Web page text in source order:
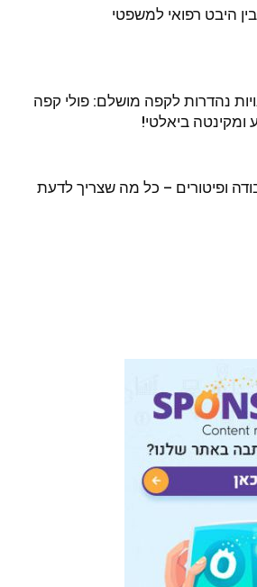
היבט רפואי למשפטי
נהדרות לקפה מושלם: פולי קפה
ומקינטה ביאלטי!
ופיטורים – כל מה שצריך לדעת